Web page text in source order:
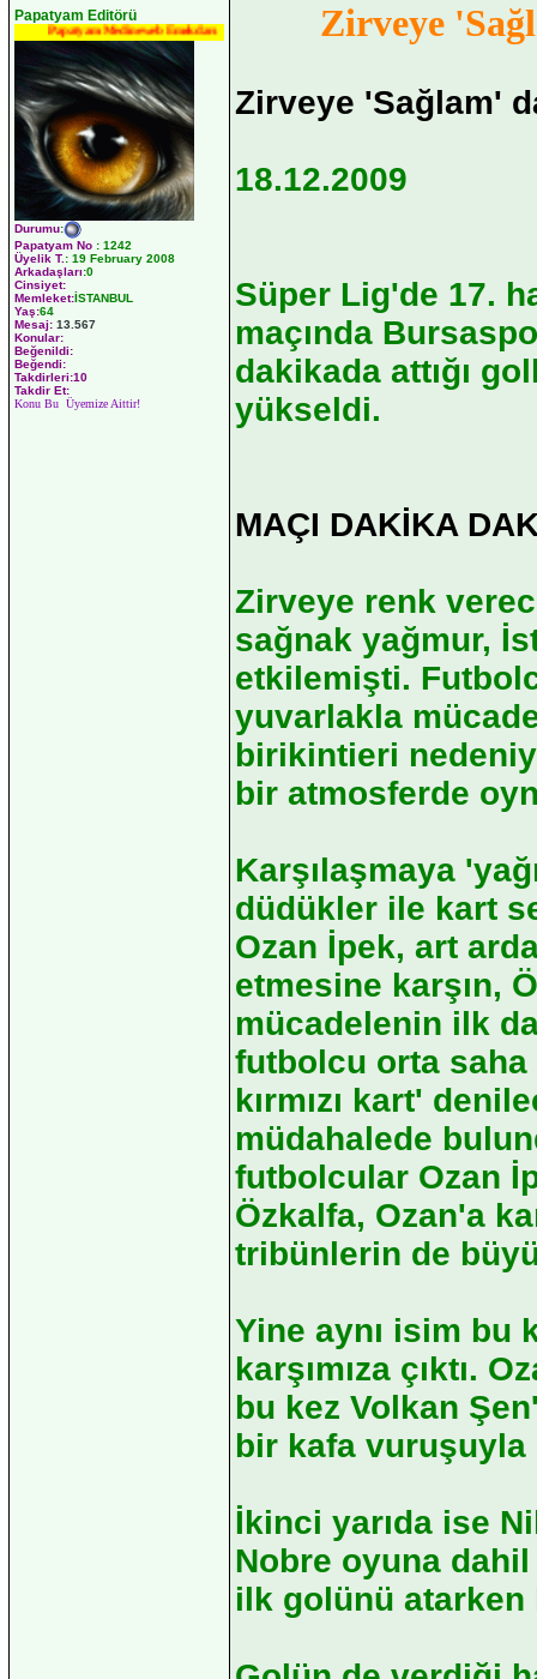
Papatyam Editörü
Papatyam Medineweb Emekdarı
Durumu:
Papatyam No : 1242
Üyelik T.: 19 February 2008
Arkadaşları:0
Cinsiyet:
Memleket:İSTANBUL
Yaş:64
Mesaj: 13.567
Konular:
Beğenildi:
Beğendi:
Takdirleri:10
Takdir Et:
Konu Bu Üyemize Aittir!
Zirveye
Zirveye 'Sağlam'
18.12.2009
Süper Lig'de 17.
maçında
dakikada attığı
yükseldi.
MAÇI DAKİKA
Zirveye renk
sağnak yağmur,
etkilemişti.
yuvarlakla
birikintieri
bir atmosferde
Karşılaşmaya
düdükler ile kart
Ozan İpek, art
etmesine karşın,
mücadelenin ilk
futbolcu orta
kırmızı kart'
müdahalede
futbolcular Ozan
Özkalfa, Ozan'a
tribünlerin de
Yine aynı isim bu
karşımıza çıktı.
bu kez Volkan
bir kafa vuruşuyla
İkinci yarıda ise
Nobre oyuna
ilk golünü atarken